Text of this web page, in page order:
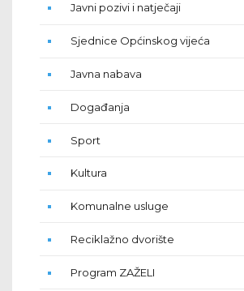
Javni pozivi i natječaji
Sjednice Općinskog vijeća
Javna nabava
Događanja
Sport
Kultura
Komunalne usluge
Reciklažno dvorište
Program ZAŽELI